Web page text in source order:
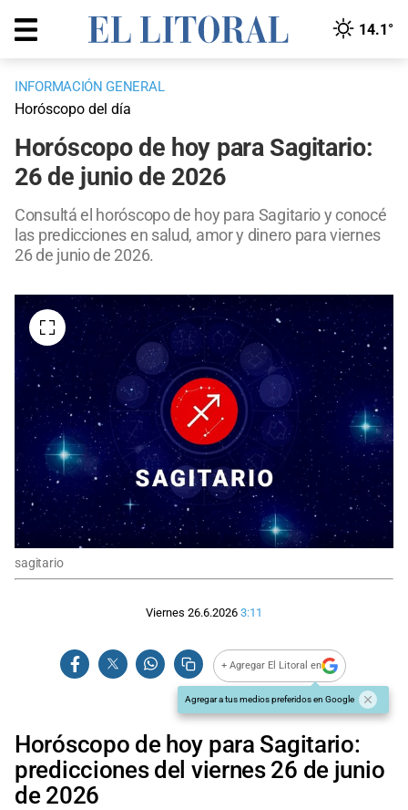
14.1°
INFORMACIÓN GENERAL
Horóscopo del día
Horóscopo de hoy para Sagitario:
26 de junio de 2026
Consultá el horóscopo de hoy para Sagitario y conocé
las predicciones en salud, amor y dinero para viernes
26 de junio de 2026.
sagitario
Viernes 26.6.2026 3:11
+ Agregar El Litoral en
Agregar a tus medios preferidos en Google
Horóscopo de hoy para Sagitario:
predicciones del viernes 26 de junio
de 2026